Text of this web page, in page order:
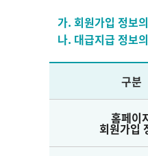
가. 회원가입 정보
나. 대급지급 정보
구분
홈페이
회원가입